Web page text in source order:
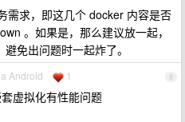
需求，即这几个 docker 内容是否
。如果是，那么建议放一起，
免出问题时一起炸了。
8
Android 1
虚拟化有性能问题